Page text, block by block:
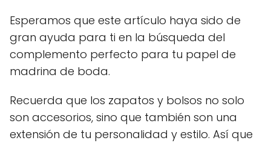
Esperamos que este artículo haya sido de
gran ayuda para ti en la búsqueda del
complemento perfecto para tu papel de
madrina de boda.
Recuerda que los zapatos y bolsos no solo
son accesorios, sino que también son una
extensión de tu personalidad y estilo. Así que